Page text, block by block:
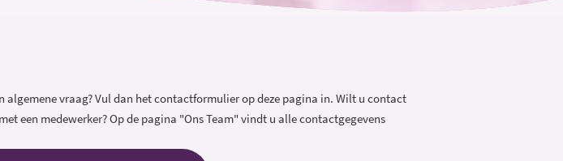
algemene vraag? Vul dan het contactformulier op deze pagina in. Wilt u contact
een medewerker? Op de pagina "Ons Team" vindt u alle contactgegevens